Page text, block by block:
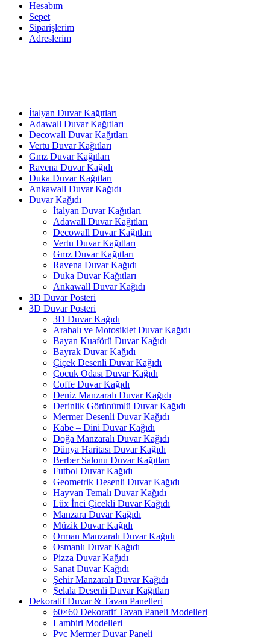
Hesabım
Sepet
Siparişlerim
Adreslerim
İtalyan Duvar Kağıtları
Adawall Duvar Kağıtları
Decowall Duvar Kağıtları
Vertu Duvar Kağıtları
Gmz Duvar Kağıtları
Ravena Duvar Kağıdı
Duka Duvar Kağıtları
Ankawall Duvar Kağıdı
Duvar Kağıdı
İtalyan Duvar Kağıtları
Adawall Duvar Kağıtları
Decowall Duvar Kağıtları
Vertu Duvar Kağıtları
Gmz Duvar Kağıtları
Ravena Duvar Kağıdı
Duka Duvar Kağıtları
Ankawall Duvar Kağıdı
3D Duvar Posteri
3D Duvar Posteri
3D Duvar Kağıdı
Arabalı ve Motosiklet Duvar Kağıdı
Bayan Kuaförü Duvar Kağıdı
Bayrak Duvar Kağıdı
Çiçek Desenli Duvar Kağıdı
Çocuk Odası Duvar Kağıdı
Coffe Duvar Kağıdı
Deniz Manzaralı Duvar Kağıdı
Derinlik Görünümlü Duvar Kağıdı
Mermer Desenli Duvar Kağıdı
Kabe – Dini Duvar Kağıdı
Doğa Manzaralı Duvar Kağıdı
Dünya Haritası Duvar Kağıdı
Berber Salonu Duvar Kağıtları
Futbol Duvar Kağıdı
Geometrik Desenli Duvar Kağıdı
Hayvan Temalı Duvar Kağıdı
Lüx İnci Çicekli Duvar Kağıdı
Manzara Duvar Kağıdı
Müzik Duvar Kağıdı
Orman Manzaralı Duvar Kağıdı
Osmanlı Duvar Kağıdı
Pizza Duvar Kağıdı
Sanat Duvar Kağıdı
Şehir Manzaralı Duvar Kağıdı
Şelala Desenli Duvar Kağıtları
Dekoratif Duvar & Tavan Panelleri
60×60 Dekoratif Tavan Paneli Modelleri
Lambiri Modelleri
Pvc Mermer Duvar Paneli